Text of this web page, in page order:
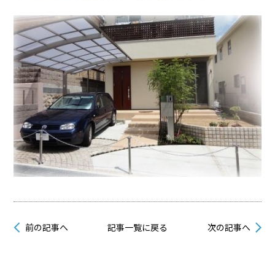
前の記事へ 記事一覧に戻る 次の記事へ